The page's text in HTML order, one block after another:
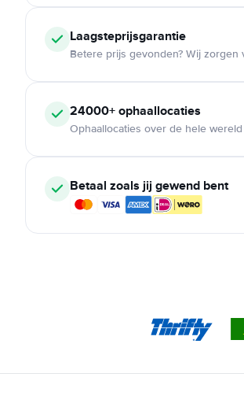
Laagsteprijsgarantie
Betere prijs gevonden? Wij
24000+ophaallocaties
Ophaallocaties over de hele wereld
Betaal zoals jij gewend bent